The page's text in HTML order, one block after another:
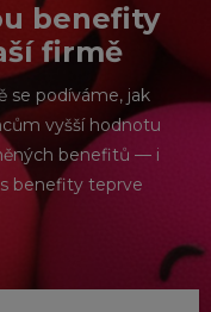
benefity
firmě
se podíváme, jak
vyšší hodnotu
benefitů — i
benefity teprve